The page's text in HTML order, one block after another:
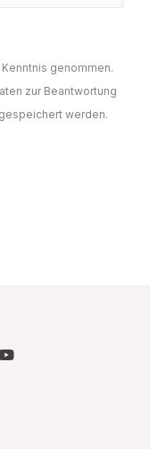
genommen.
zur Beantwortung
werden.